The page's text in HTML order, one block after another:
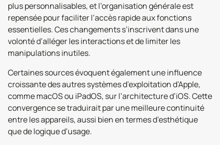
plus personnalisables, et l’organisation générale est
repensée pour faciliter l’accès rapide aux fonctions
essentielles. Ces changements s’inscrivent dans une
volonté d’alléger les interactions et de limiter les
manipulations inutiles.
Certaines sources évoquent également une influence
croissante des autres systèmes d’exploitation d’Apple,
comme macOS ou iPadOS, sur l’architecture d’iOS. Cette
convergence se traduirait par une meilleure continuité
entre les appareils, aussi bien en termes d’esthétique
que de logique d’usage.